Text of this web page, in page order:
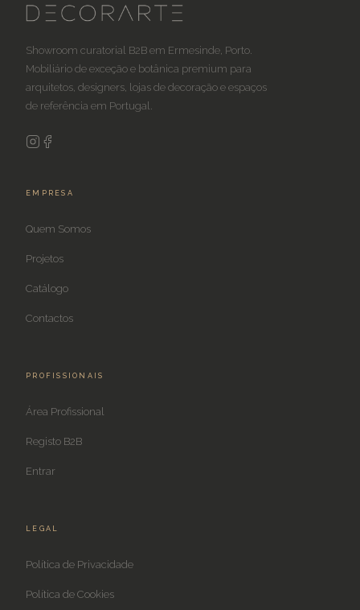
Showroom curatorial B2B em Ermesinde, Porto.
Mobiliário de exceção e botânica premium para
arquitetos, designers, lojas de decoração e espaços
de referência em Portugal.
EMPRESA
Quem Somos
Projetos
Catálogo
Contactos
PROFISSIONAIS
Área Profissional
Registo B2B
Entrar
LEGAL
Política de Privacidade
Política de Cookies